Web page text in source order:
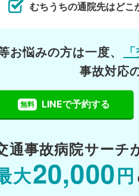
むちうちの通院先はどこ
お悩みの方は一度、
事故対応
無料 LINEで予約する
通事故病院サーチ
大20,000 円